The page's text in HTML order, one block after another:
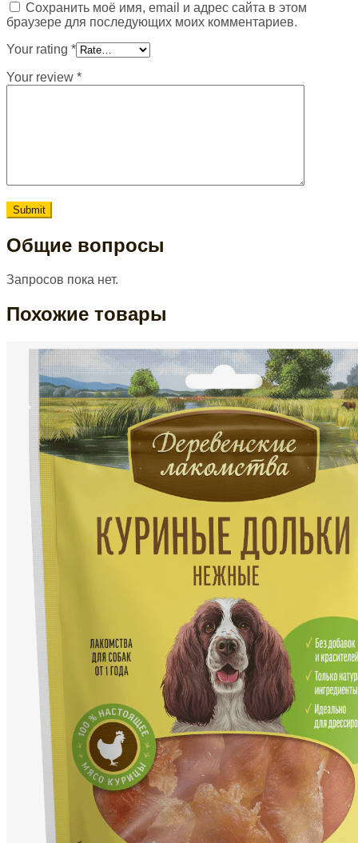
Сохранить моё имя, email и адрес сайта в этом
браузере для последующих моих комментариев.
Your rating *
Your review *
Общие вопросы
Запросов пока нет.
Похожие товары